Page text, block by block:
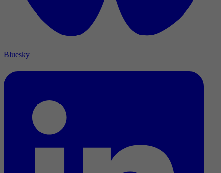
Bluesky